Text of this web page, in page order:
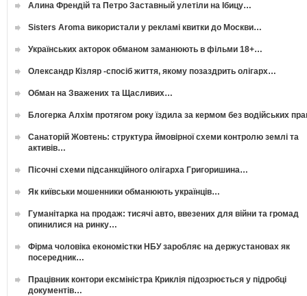
Алина Френдій та Петро Заставный улетіли на Ібицу…
Sisters Aroma використали у рекламі квитки до Москви…
Українських акторок обманом заманюють в фільми 18+…
Олександр Кізляр -спосіб життя, якому позаздрить олігарх…
Обман на Зважених та Щасливих…
Блогерка Алхім протягом року їздила за кермом без водійських
Санаторій Жовтень: структура ймовірної схеми контролю землі та
активів…
Пісочні схеми підсанкційного олігарха Григоришина…
Як київськи мошенники обманюють українців…
Гуманітарка на продаж: тисячі авто, ввезених для війни та громад
опинилися на ринку…
Фірма чоловіка економістки НБУ заробляє на держустановах як
посередник…
Працівник контори ексміністра Криклія підозрюється у підробці
документів…